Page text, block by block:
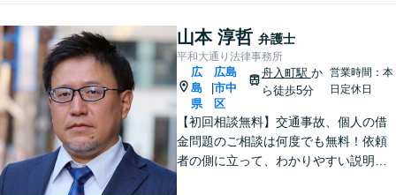
山本 淳哲 弁護士
平和大通り法律事務所
広
島
県
広島
市中
区
舟入町駅 か
ら徒歩5分
営業時間：本
日定休日
【初回相談無料】交通事故、個人の借
金問題のご相談は何度でも無料！依頼
者の側に立って、わかりやすい説明を